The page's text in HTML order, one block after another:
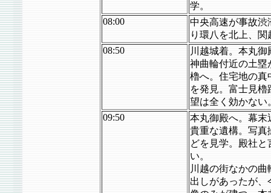
学。
08:00
中央高速が事故渋
り環八を北上、
08:50
川越城着。本丸
神曲輪付近の土塁
櫓へ。住宅地の真
を発見。富士見
望は全く効かない
09:50
本丸御殿へ。幕末
貴重な遺構。写真
どを見学。殿社
い。
川越の街なかの
出しがあったが